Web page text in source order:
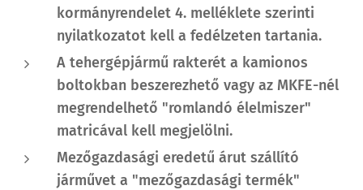
kormányrendelet 4. melléklete szerinti
nyilatkozatot kell a fedélzeten tartania.
A tehergépjármű rakterét a kamionos
boltokban beszerezhető vagy az MKFE-nél
megrendelhető "romlandó élelmiszer"
matricával kell megjelölni.
Mezőgazdasági eredetű árut szállító
járművet a "mezőgazdasági termék"